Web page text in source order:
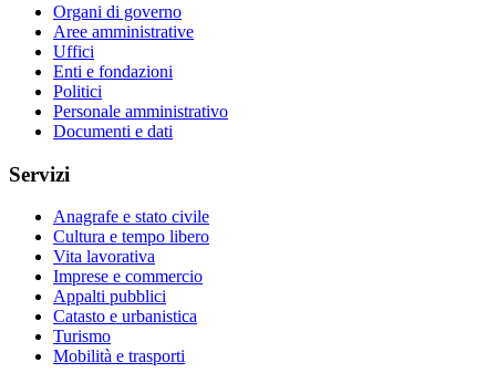
Organi di governo
Aree amministrative
Uffici
Enti e fondazioni
Politici
Personale amministrativo
Documenti e dati
Servizi
Anagrafe e stato civile
Cultura e tempo libero
Vita lavorativa
Imprese e commercio
Appalti pubblici
Catasto e urbanistica
Turismo
Mobilità e trasporti